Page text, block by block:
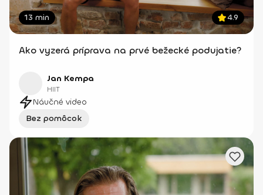
13 min 4.9
Ako vyzerá príprava na prvé bežecké podujatie?
Jan Kempa
HIIT
Náučné video
Bez pomôcok